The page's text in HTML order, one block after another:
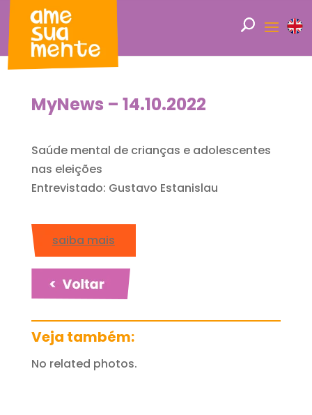
MyNews – 14.10.2022
Saúde mental de crianças e adolescentes
nas eleições
Entrevistado: Gustavo Estanislau
saiba mais
Veja também:
No related photos.